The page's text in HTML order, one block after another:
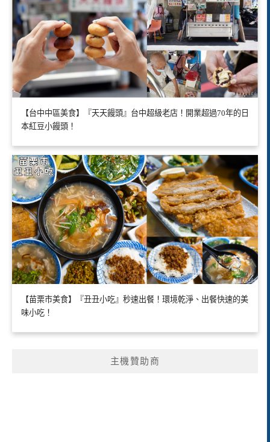
【台中中區美食】『天天饅頭』台中超級老店！開業超過70年的日
本紅豆小饅頭！
【苗栗市美食】『丑丑小吃』秒速出餐！環境乾淨、出餐快速的美
味小吃！
主機贊助商